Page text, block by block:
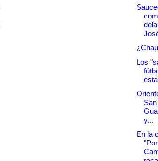
Los
y...
En la